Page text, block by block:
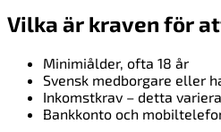
Vilka är kraven för
Minimiålder, ofta 18 år
Svensk medborgare eller
Inkomstkrav – detta
Bankkonto och